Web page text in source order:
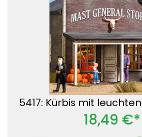
5417: Kürbis mit
18,49 €*